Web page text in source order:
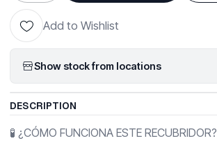
Add to Wishlist
Show stock from locations
DESCRIPTION
🧪 ¿CÓMO FUNCIONA ESTE RECUBRIDOR?